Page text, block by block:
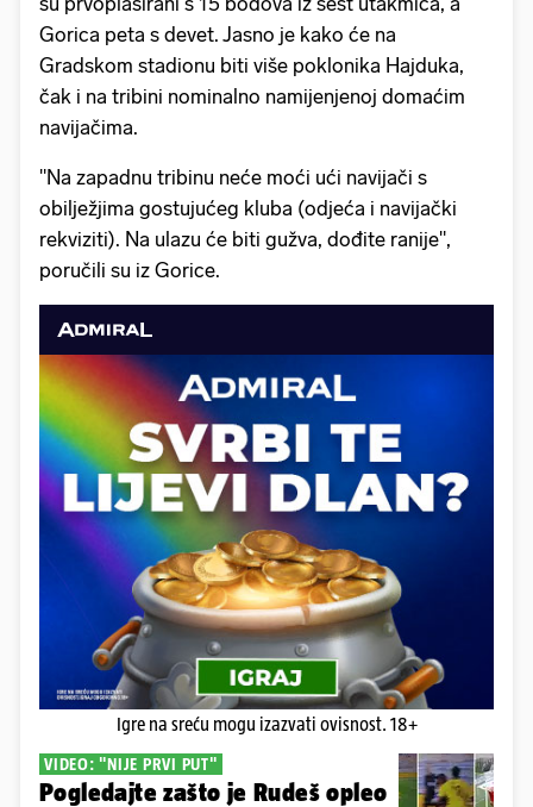
Gorica peta s devet. Jasno je kako će na
Gradskom stadionu biti više poklonika Hajduka,
čak i na tribini nominalno namijenjenoj domaćim
navijačima.
"Na zapadnu tribinu neće moći ući navijači s
obilježjima gostujućeg kluba (odjeća i navijački
rekviziti). Na ulazu će biti gužva, dođite ranije",
poručili su iz Gorice.
Igre na sreću mogu izazvati ovisnost. 18+
VIDEO: "NIJE PRVI PUT"
Pogledajte zašto je Rudeš opleo